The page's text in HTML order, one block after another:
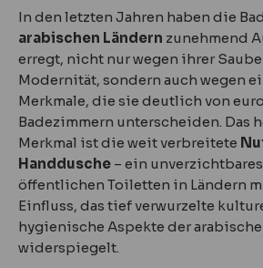
In den letzten Jahren haben die
arabischen Ländern zunehmend
erregt, nicht nur wegen ihrer
Modernität, sondern auch wegen
Merkmale, die sie deutlich von
Badezimmern unterscheiden. Das
Merkmal ist die weit verbreitete
Handdusche – ein
öffentlichen Toiletten in Ländern
Einfluss, das tief verwurzelte
hygienische Aspekte der
widerspiegelt.